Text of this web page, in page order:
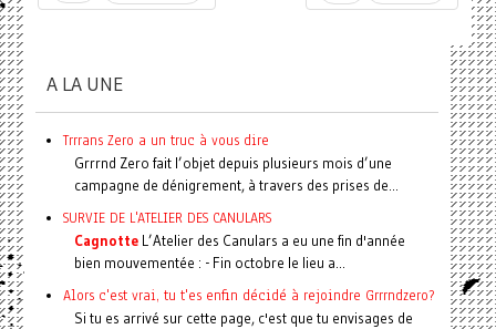
A LA UNE
Trrrans Zero a un truc à vous dire
Grrrnd Zero fait l’objet depuis plusieurs mois d’une
campagne de dénigrement, à travers des prises de...
SURVIE DE L'ATELIER DES CANULARS
CagnotteL’Atelier des Canulars a eu une fin d'année
bien mouvementée : - Fin octobre le lieu a...
Alors c'est vrai, tu t'es enfin décidé à rejoindre Grrrndzero?
Si tu es arrivé sur cette page, c'est que tu envisages de